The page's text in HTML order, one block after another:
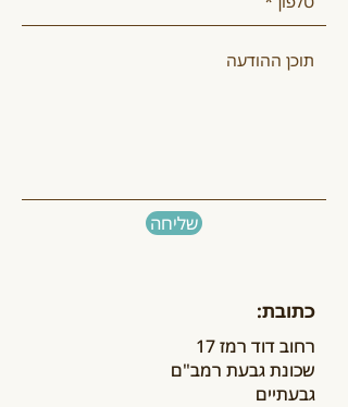
שליחה
כתובת:
רחוב דוד רמז 17
שכונת גבעת רמב"ם
גבעתיים